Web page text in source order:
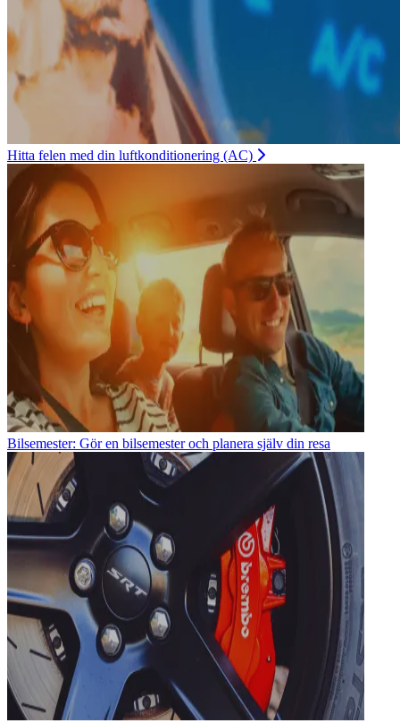
Hitta felen med din luftkonditionering (AC)
Bilsemester: Gör en bilsemester och planera själv din resa